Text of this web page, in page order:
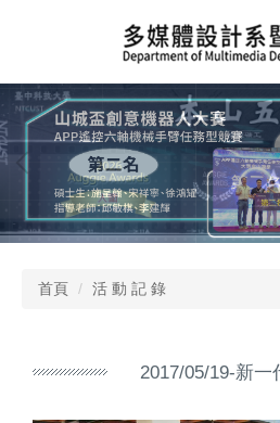
要
內
首頁 活 動 記 錄
2017/05/19-新一